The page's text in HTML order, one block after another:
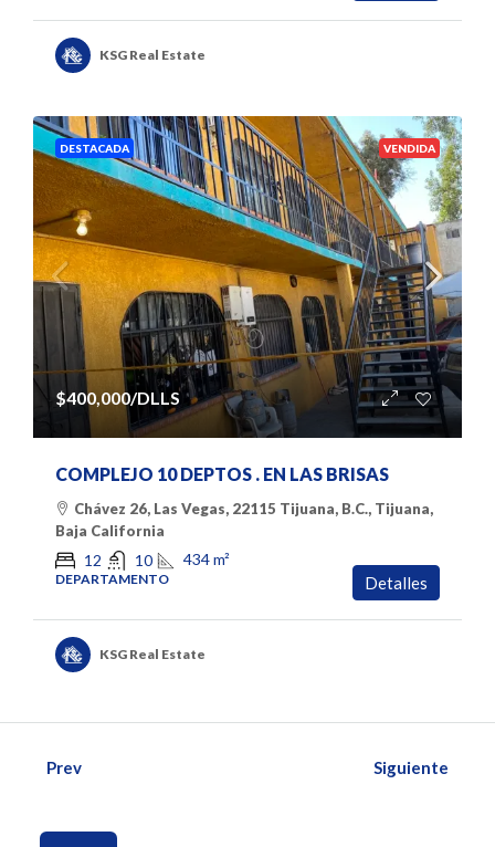
KSG Real Estate
DESTACADA VENDIDA
$400,000/DLLS
COMPLEJO 10 DEPTOS . EN LAS BRISAS
Chávez 26, Las Vegas, 22115 Tijuana, B.C., Tijuana,
Baja California
12 10 434m²
DEPARTAMENTO Detalles
KSG Real Estate
Prev Siguiente